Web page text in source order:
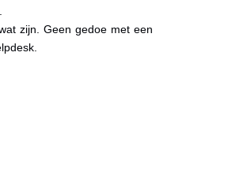
zijn. Geen gedoe met een